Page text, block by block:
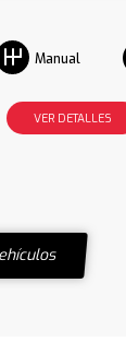
Manual
VER DETALLES